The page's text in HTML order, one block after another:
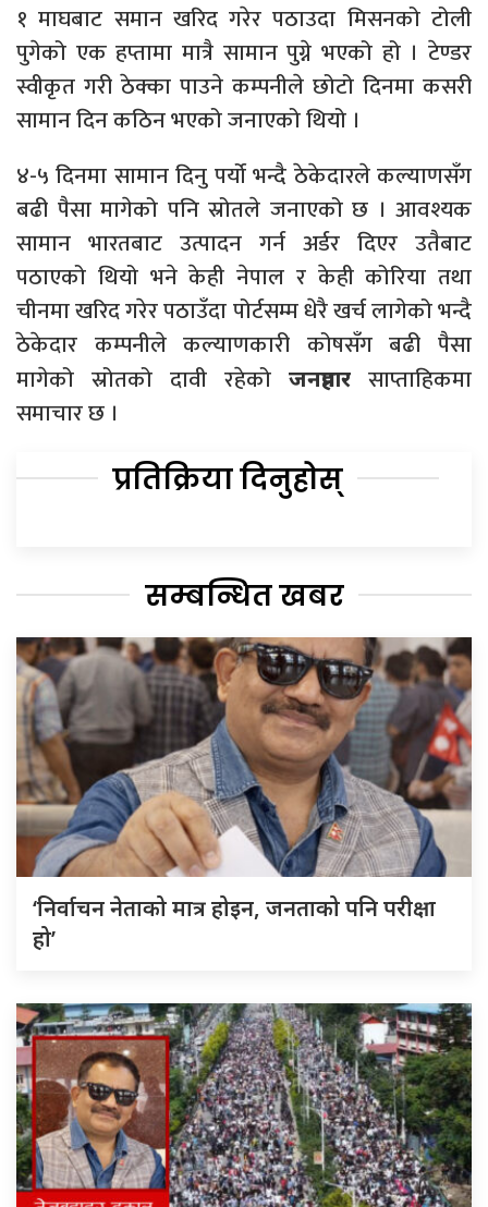
१ माघबाट समान खरिद गरेर पठाउदा मिसनको टोली
पुगेको एक हप्तामा मात्रै सामान पुग्ने भएको हो । टेण्डर
स्वीकृत गरी ठेक्का पाउने कम्पनीले छोटो दिनमा कसरी
सामान दिन कठिन भएको जनाएको थियो ।
४-५ दिनमा सामान दिनु पर्यो भन्दै ठेकेदारले कल्याणसँग
बढी पैसा मागेको पनि स्रोतले जनाएको छ । आवश्यक
सामान भारतबाट उत्पादन गर्न अर्डर दिएर उतैबाट
पठाएको थियो भने केही नेपाल र केही कोरिया तथा
चीनमा खरिद गरेर पठाउँदा पोर्टसम्म धेरै खर्च लागेको भन्दै
ठेकेदार कम्पनीले कल्याणकारी कोषसँग बढी पैसा
मागेको स्रोतको दावी रहेको जनप्रहार साप्ताहिकमा
समाचार छ ।
प्रतिक्रिया दिनुहोस्
सम्बन्धित खबर
‘निर्वाचन नेताको मात्र होइन, जनताको पनि परीक्षा
हो’